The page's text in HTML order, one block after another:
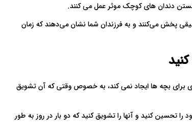
دندان های کوچک موثر عمل می کنند.
تایم 2 دقیقه ای مسواک، موسیقی پخش می‌کنند و به فرزندان شما نشان می‌دهند که زمان
برای بچه ها ایجاد نمی کند، به خصوص وقتی که آن تشویق
کنید و آنها را تشویق کنید که دو بار در روز به طور